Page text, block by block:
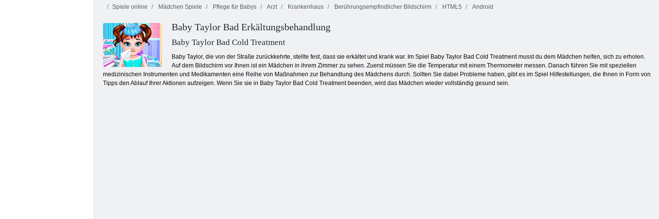
Kleiner Zahnarzt Dash
Arztpflege:
Traumkrankenhaus
ASMR-
Haustierbehandlung
Spiele online Mädchen Spiele Pflege für Babys Arzt Krankenhaus Berührungsempfindlicher Bildschirm HTML5 Android
Baby Taylor Bad Erkältungsbehandlung
Baby Taylor Bad Cold Treatment
Baby Taylor, die von der Straße zurückkehrte, stellte fest, dass sie erkältet und krank war. Im Spiel Baby Taylor Bad Cold Treatment musst du dem Mädchen helfen, sich zu erholen.
Auf dem Bildschirm vor Ihnen ist ein Mädchen in ihrem Zimmer zu sehen. Zuerst müssen Sie die Temperatur mit einem Thermometer messen. Danach führen Sie mit speziellen
medizinischen Instrumenten und Medikamenten eine Reihe von Maßnahmen zur Behandlung des Mädchens durch. Sollten Sie dabei Probleme haben, gibt es im Spiel Hilfestellungen, die Ihnen in Form von
Tipps den Ablauf Ihrer Aktionen aufzeigen. Wenn Sie sie in Baby Taylor Bad Cold Treatment beenden, wird das Mädchen wieder vollständig gesund sein.